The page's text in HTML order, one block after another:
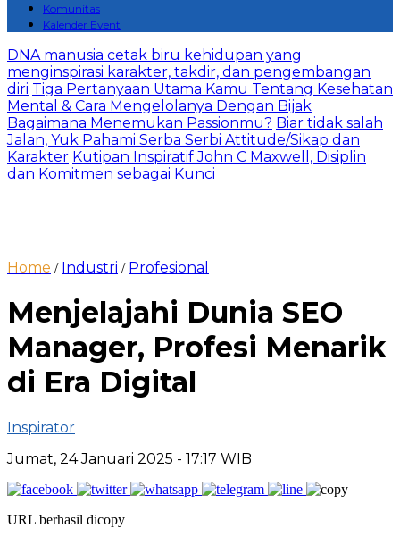
Komunitas
Kalender Event
DNA manusia cetak biru kehidupan yang
menginspirasi karakter, takdir, dan pengembangan
diri Tiga Pertanyaan Utama Kamu Tentang Kesehatan
Mental & Cara Mengelolanya Dengan Bijak
Bagaimana Menemukan Passionmu? Biar tidak salah
Jalan, Yuk Pahami Serba Serbi Attitude/Sikap dan
Karakter Kutipan Inspiratif John C Maxwell, Disiplin
dan Komitmen sebagai Kunci
Home / Industri / Profesional
Menjelajahi Dunia SEO
Manager, Profesi Menarik
di Era Digital
Inspirator
Jumat, 24 Januari 2025 - 17:17 WIB
URL berhasil dicopy